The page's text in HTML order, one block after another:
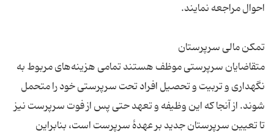
احوال مراجعه نمایند.
تمکن مالی سرپرستان
متقاضایان سرپرستی موظف هستند تمامی هزینه‌های مربوط به
نگهداری و تربیت و تحصیل افراد تحت سرپرستی خود را متحمل
شوند. از آنجا که این وظیفه و تعهد حتی پس از فوت سرپرست نیز
تا تعیین سرپرستان جدید بر عهدهٔ سرپرست است، بنابراین